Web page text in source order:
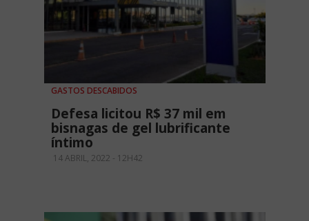
GASTOS DESCABIDOS
Defesa licitou R$ 37 mil em
bisnagas de gel lubrificante
íntimo
14 ABRIL, 2022 - 12H42